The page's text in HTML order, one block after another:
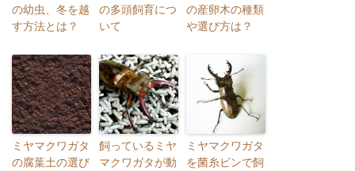
の幼虫、冬を越
す方法とは？
の多頭飼育につ
いて
の産卵木の種類
や選び方は？
ミヤマクワガタ
の腐葉土の選び
飼っているミヤ
マクワガタが動
ミヤマクワガタ
を菌糸ビンで飼